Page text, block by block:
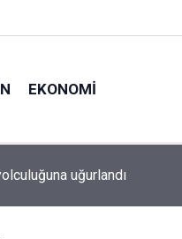
EKONOMI
Filistin meselesinden